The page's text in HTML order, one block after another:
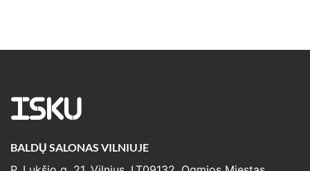
ISKU
BALDŲ SALONAS VILNIUJE